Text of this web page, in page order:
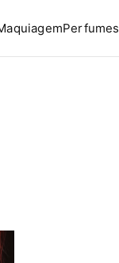
Perfumes